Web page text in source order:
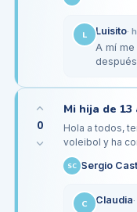
L Luisito·
A mí
0
Hola a todos,
voleibol y ha
en las rodillas,
Ella usa…
SC Sergio
C Claudia·